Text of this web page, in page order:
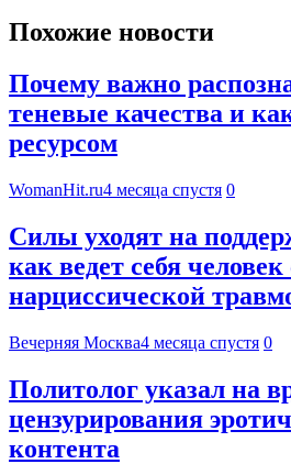
Похожие новости
Почему важно
теневые качества и
ресурсом
WomanHit.ru4 месяца спустя 0
Силы уходят на
как ведет себя человек
нарциссической
Вечерняя Москва4 месяца спустя 0
Политолог указал на
цензурирования
контента